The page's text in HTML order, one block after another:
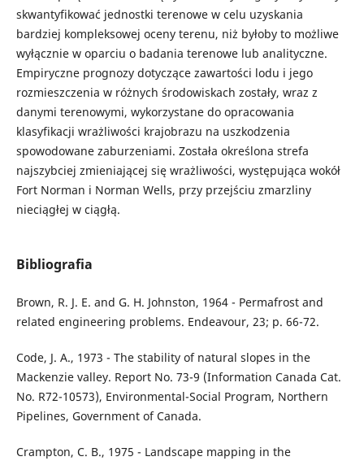
skwantyfikować jednostki terenowe w celu uzyskania
bardziej kompleksowej oceny terenu, niż byłoby to możliwe
wyłącznie w oparciu o badania terenowe lub analityczne.
Empiryczne prognozy dotyczące zawartości lodu i jego
rozmieszczenia w różnych środowiskach zostały, wraz z
danymi terenowymi, wykorzystane do opracowania
klasyfikacji wrażliwości krajobrazu na uszkodzenia
spowodowane zaburzeniami. Została określona strefa
najszybciej zmieniającej się wrażliwości, występująca wokół
Fort Norman i Norman Wells, przy przejściu zmarzliny
nieciągłej w ciągłą.
Bibliografia
Brown, R. J. E. and G. H. Johnston, 1964 - Permafrost and
related engineering problems. Endeavour, 23; p. 66-72.
Code, J. A., 1973 - The stability of natural slopes in the
Mackenzie valley. Report No. 73-9 (Information Canada Cat.
No. R72-10573), Environmental-Social Program, Northern
Pipelines, Government of Canada.
Crampton, C. B., 1975 - Landscape mapping in the